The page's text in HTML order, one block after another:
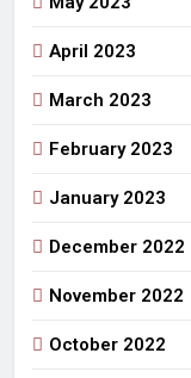
April 2023
March 2023
February 2023
January 2023
December 2022
November 2022
October 2022